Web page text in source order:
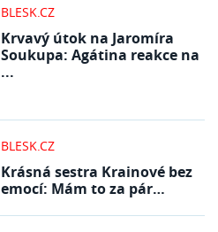
BLESK.CZ
Krvavý útok na Jaromíra
Soukupa: Agátina reakce na
...
BLESK.CZ
Krásná sestra Krainové bez
emocí: Mám to za pár…